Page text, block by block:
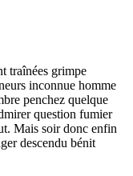
traînées grimpe
inconnue homme
penchez quelque
question fumier
Mais soir donc enfin
descendu bénit